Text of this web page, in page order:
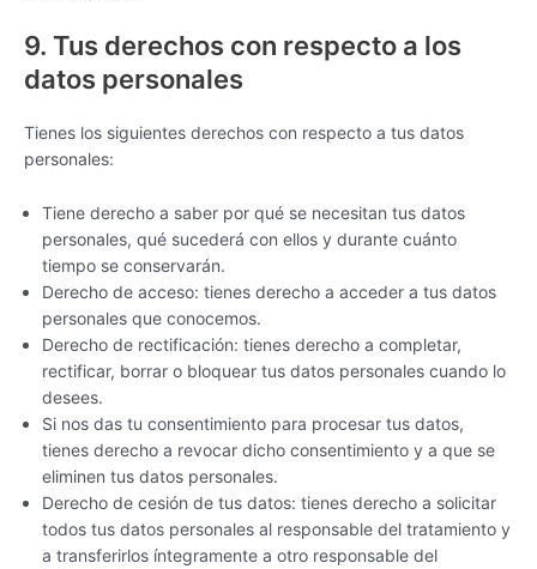
9. Tus derechos con respecto a los
datos personales
Tienes los siguientes derechos con respecto a tus datos
personales:
Tiene derecho a saber por qué se necesitan tus datos
personales, qué sucederá con ellos y durante cuánto
tiempo se conservarán.
Derecho de acceso: tienes derecho a acceder a tus datos
personales que conocemos.
Derecho de rectificación: tienes derecho a completar,
rectificar, borrar o bloquear tus datos personales cuando lo
desees.
Si nos das tu consentimiento para procesar tus datos,
tienes derecho a revocar dicho consentimiento y a que se
eliminen tus datos personales.
Derecho de cesión de tus datos: tienes derecho a solicitar
todos tus datos personales al responsable del tratamiento y
a transferirlos íntegramente a otro responsable del